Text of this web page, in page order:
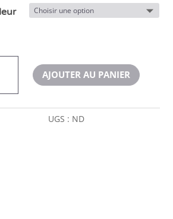
AJOUTER AU PANIER
UGS : ND